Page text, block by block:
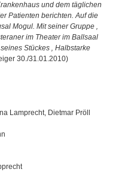
und dem täglichen
Patienten berichten. Auf die
Mogul. Mit seiner Gruppe ‚
im Theater im Ballsaal
Stückes ‚ Halbstarke
30./31.01.2010)
Lamprecht, Dietmar Pröll